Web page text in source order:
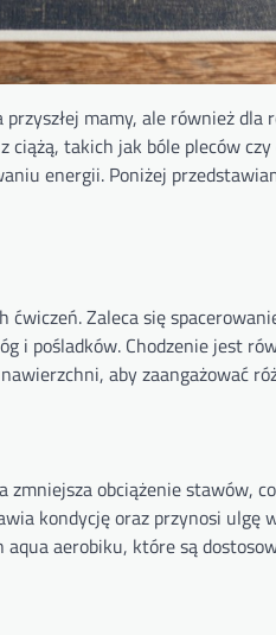
mamy, ale również
takich jak bóle pleców
energii. Poniżej
Zaleca się
i pośladków. Chodzenie jest
aby zaangażować
obciążenie stawów,
kondycję oraz przynosi
aerobiku, które są